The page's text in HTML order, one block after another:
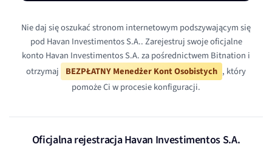
Nie daj się oszukać stronom internetowym podszywającym się
pod Havan Investimentos S.A.. Zarejestruj swoje oficjalne
konto Havan Investimentos S.A. za pośrednictwem Bitnation i
otrzymaj
BEZPŁATNY Menedżer Kont Osobistych , który
pomoże Ci w procesie konfiguracji.
Oficjalna rejestracja Havan Investimentos S.A.